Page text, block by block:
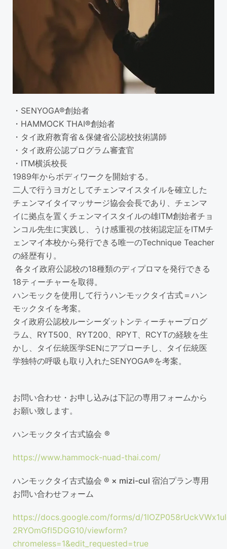
・SENYOGA®創始者
・HAMMOCK THAI®創始者
・タイ政府教育省＆保健省公認校技術講師
・タイ政府公認プログラム審査官
・ITM横浜校長
1989年からボディワークを開始する。
二人で行うヨガとしてチェンマイスタイルを確立した
チェンマイタイマッサージ協会会長であり、チェンマ
イに拠点を置くチェンマイスタイルの雄ITM創始者チョ
ンコル先生に実践し、うけ感重視の技術認定証をITMチ
ェンマイ本校から発行できる唯一のTechnique Teacher
の経歴有り。
各タイ政府公認校の18種類のディプロマを発行できる
18ティーチャーを取得。
ハンモックを使用して行うハンモックタイ古式＝ハン
モックタイを考案。
タイ政府公認校ルーシーダットンティーチャープログ
ラム、RYT500、RYT200、RPYT、RCYTの経験を生
かし、タイ伝統医学SENにアプローチし、タイ伝統医
学独特の呼吸も取り入れたSENYOGA®を考案。
お問い合わせ・お申し込みは下記の専用フォームから
お願い致します。
ハンモックタイ古式協会 ®
https://www.hammock-nuad-thai.com/
ハンモックタイ古式協会 ® × mizi-cul 宿泊プラン専用
お問い合わせフォーム
https://docs.google.com/forms/d/
2RYOmGfl5DGG10/viewform?
chromeless=1&edit_requested=true